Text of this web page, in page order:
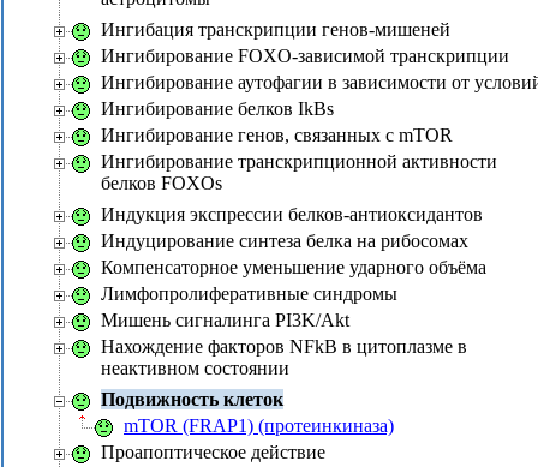
Ингибация транскрипции генов-мишеней
Ингибирование FOXO-зависимой транскрипции
Ингибирование аутофагии в зависимости от
Ингибирование белков IkBs
Ингибирование генов, связанных с mTOR
Ингибирование транскрипционной активности
белков FOXOs
Индукция экспрессии белков-антиоксидантов
Индуцирование синтеза белка на рибосомах
Компенсаторное уменьшение ударного объёма
Лимфопролиферативные синдромы
Мишень сигналинга PI3K/Akt
Нахождение факторов NFkB в цитоплазме в
неактивном состоянии
Подвижность клеток
mTOR (FRAP1) (протеинкиназа)
Проапоптическое действие